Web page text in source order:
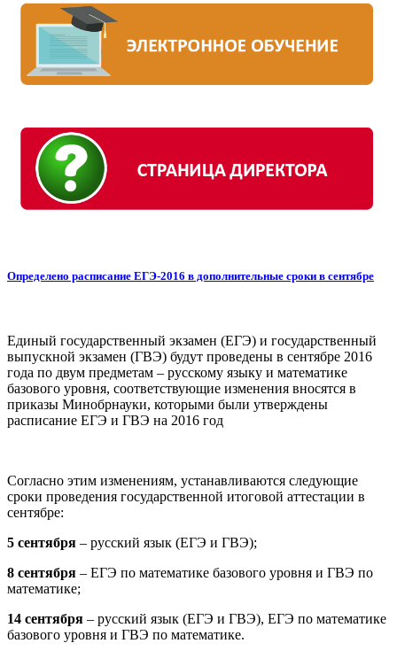
Определено расписание ЕГЭ-2016 в дополнительные сроки в сентябре
Единый государственный экзамен (ЕГЭ) и государственный
выпускной экзамен (ГВЭ) будут проведены в сентябре 2016
года по двум предметам – русскому языку и математике
базового уровня, соответствующие изменения вносятся в
приказы Минобрнауки, которыми были утверждены
расписание ЕГЭ и ГВЭ на 2016 год
Согласно этим изменениям, устанавливаются следующие
сроки проведения государственной итоговой аттестации в
сентябре:
5 сентября – русский язык (ЕГЭ и ГВЭ);
8 сентября – ЕГЭ по математике базового уровня и ГВЭ по
математике;
14 сентября – русский язык (ЕГЭ и ГВЭ), ЕГЭ по математике
базового уровня и ГВЭ по математике.